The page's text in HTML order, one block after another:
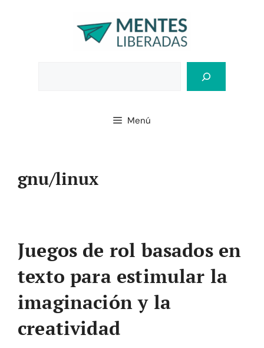
Menú
gnu/linux
Juegos de rol basados en
texto para estimular la
imaginación y la
creatividad